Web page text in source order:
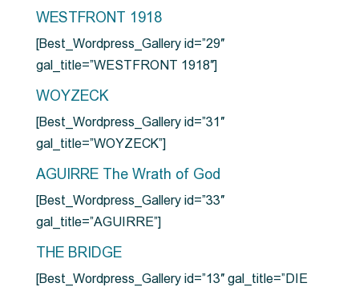
WESTFRONT 1918
[Best_Wordpress_Gallery id=”29″
gal_title=”WESTFRONT 1918″]
WOYZECK
[Best_Wordpress_Gallery id=”31″
gal_title=”WOYZECK”]
AGUIRRE The Wrath of God
[Best_Wordpress_Gallery id=”33″
gal_title=”AGUIRRE”]
THE BRIDGE
[Best_Wordpress_Gallery id=”13″ gal_title=”DIE